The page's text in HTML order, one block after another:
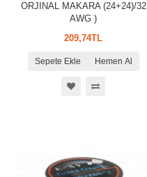
ORJINAL MAKARA (24+24)/32
AWG )
209,74TL
Sepete Ekle Hemen Al